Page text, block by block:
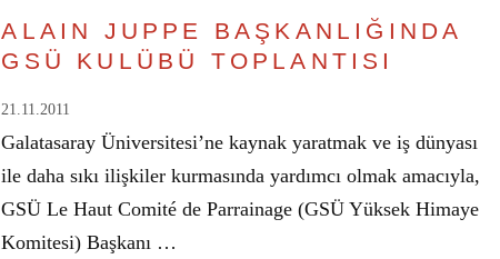
ALAIN JUPPE BAŞKANLIĞINDA
GSÜ KULÜBÜ TOPLANTISI
21.11.2011
Galatasaray Üniversitesi’ne kaynak yaratmak ve iş dünyası
ile daha sıkı ilişkiler kurmasında yardımcı olmak amacıyla,
GSÜ Le Haut Comité de Parrainage (GSÜ Yüksek Himaye
Komitesi) Başkanı …